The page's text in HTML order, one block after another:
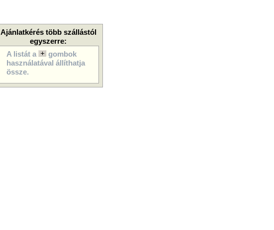
Ajánlatkérés több szállástól
egyszerre:
A listát a
gombok
használatával állíthatja
össze.